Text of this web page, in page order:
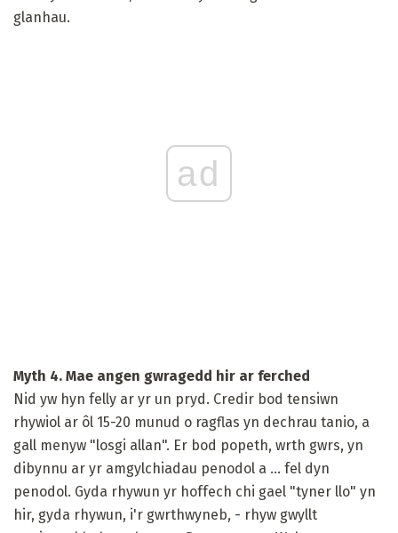
glanhau.
ad
Myth 4. Mae angen gwragedd hir ar ferched
Nid yw hyn felly ar yr un pryd. Credir bod tensiwn
rhywiol ar ôl 15-20 munud o ragflas yn dechrau tanio, a
gall menyw "losgi allan". Er bod popeth, wrth gwrs, yn
dibynnu ar yr amgylchiadau penodol a ... fel dyn
penodol. Gyda rhywun yr hoffech chi gael "tyner llo" yn
hir, gyda rhywun, i'r gwrthwyneb, - rhyw gwyllt